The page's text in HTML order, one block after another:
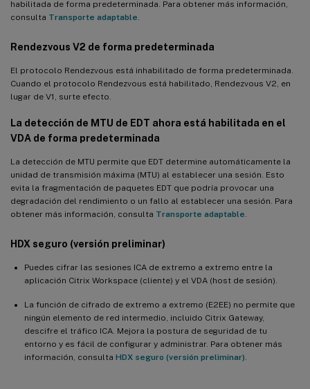
habilitada de forma predeterminada. Para obtener más información,
consulta Transporte adaptable
Rendezvous V2 de forma predeterminada
El protocolo Rendezvous está inhabilitado de forma predeterminada.
Cuando el protocolo Rendezvous está habilitado, Rendezvous V2, en
lugar de V1, surte efecto.
La detección de MTU de EDT ahora está habilitada en el
VDA de forma predeterminada
La detección de MTU permite que EDT determine automáticamente la
unidad de transmisión máxima (MTU) al establecer una sesión. Esto
evita la fragmentación de paquetes EDT que podría provocar una
degradación del rendimiento o un fallo al establecer una sesión. Para
obtener más información, consulta Transporte adaptable
HDX seguro (versión preliminar)
Puedes cifrar las sesiones ICA de extremo a extremo entre la
aplicación Citrix Workspace (cliente) y el VDA (host de sesión).
La función de cifrado de extremo a extremo (E2EE) no permite que
ningún elemento de red intermedio, incluido Citrix Gateway,
descifre el tráfico ICA. Mejora la postura de seguridad de tu
entorno y es fácil de configurar y administrar. Para obtener más
información, consulta HDX seguro (versión preliminar)
Rendezvous
Agrupación de botones de la barra de tareas de la aplicación
Compatibilidad total con Rendezvous V2
La GUI de instalación sencilla ya está disponible
Mejora de gráficos HDX
15.2
La función de duplicación de sesiones se extiende a todas las
distribuciones compatibles
Creación de usuarios locales con atributos especificados en
VDA no unidos a un dominio
Compatibilidad con Transport Layer Security (TLS) 1.3
Novedades de la versión 2112